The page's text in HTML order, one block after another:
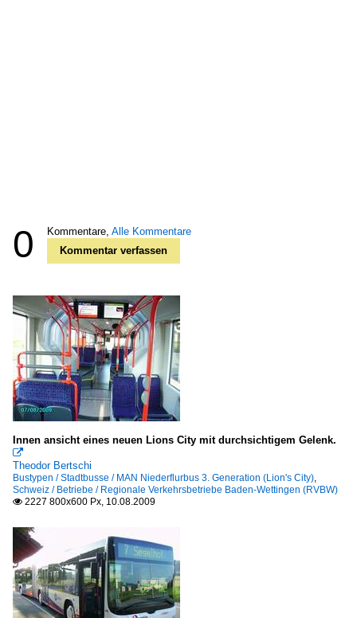
0 Kommentare, Alle Kommentare
Kommentar verfassen
Innen ansicht eines neuen Lions City mit durchsichtigem Gelenk.

Theodor Bertschi
Bustypen / Stadtbusse / MAN Niederflurbus 3. Generation (Lion's City),
Schweiz / Betriebe / Regionale Verkehrsbetriebe Baden-Wettingen (RVBW)
 2227 800x600 Px, 10.08.2009